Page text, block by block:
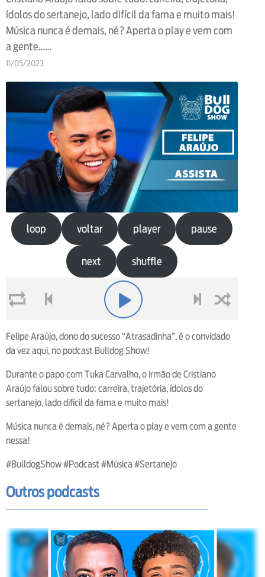
ídolos do sertanejo, lado difícil da fama e muito mais!
Música nunca é demais, né? Aperta o play e vem com
a gente……
11/05/2023
loop voltar player pause
next shuffle
Felipe Araújo, dono do sucesso “Atrasadinha”, é o convidado
da vez aqui, no podcast Bulldog Show!
Durante o papo com Tuka Carvalho, o irmão de Cristiano
Araújo falou sobre tudo: carreira, trajetória, ídolos do
sertanejo, lado difícil da fama e muito mais!
Música nunca é demais, né? Aperta o play e vem com a gente
nessa!
#BulldogShow #Podcast #Música #Sertanejo
Outros podcasts